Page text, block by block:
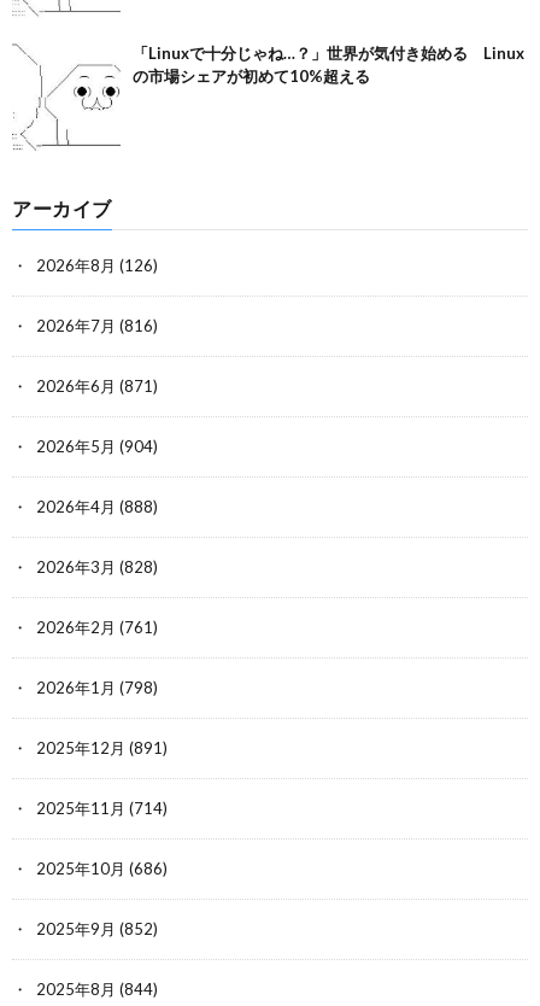
「Linuxで十分じゃね…？」世界が気付き始める Linux
の市場シェアが初めて10%超える
アーカイブ
2026年8月 (126)
2026年7月 (816)
2026年6月 (871)
2026年5月 (904)
2026年4月 (888)
2026年3月 (828)
2026年2月 (761)
2026年1月 (798)
2025年12月 (891)
2025年11月 (714)
2025年10月 (686)
2025年9月 (852)
2025年8月 (844)